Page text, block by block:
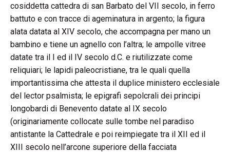
cosiddetta cattedra di san Barbato del VII secolo, in ferro
battuto e con tracce di ageminatura in argento; la figura
alata datata al XIV secolo, che accompagna per mano un
bambino e tiene un agnello con l’altra; le ampolle vitree
datate tra il I ed il IV secolo d.C. e riutilizzate come
reliquiari; le lapidi paleocristiane, tra le quali quella
importantissima che attesta il duplice ministero ecclesiale
del lector psalmista; le epigrafi sepolcrali dei principi
longobardi di Benevento datate al IX secolo
(originariamente collocate sulle tombe nel paradiso
antistante la Cattedrale e poi reimpiegate tra il XII ed il
XIII secolo nell’arcone superiore della facciata